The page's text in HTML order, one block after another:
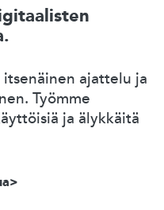
itsenäinen ajattelu ja
Työmme
ja älykkäitä